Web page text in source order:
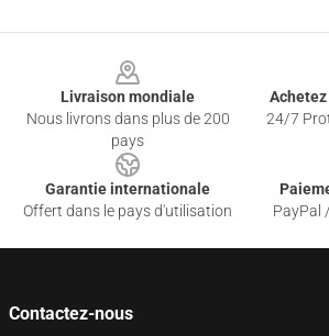
Livraison mondiale
Nous livrons dans plus de 200
pays
24/7
Garantie internationale
Offert dans le pays d'utilisation
PayPal
Contactez-nous